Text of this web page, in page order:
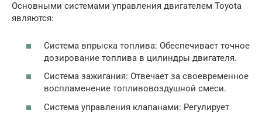
Основными системами управления двигателем Toyota
являются:
Система впрыска топлива: Обеспечивает точное
дозирование топлива в цилиндры двигателя.
Система зажигания: Отвечает за своевременное
воспламенение топливовоздушной смеси.
Система управления клапанами: Регулирует